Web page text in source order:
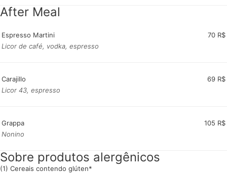
After Meal
Espresso Martini
70 R$
Licor de café, vodka, espresso
Carajillo
69 R$
Licor 43, espresso
Grappa
105 R$
Nonino
Sobre produtos alergênicos
(1) Cereais contendo glúten*